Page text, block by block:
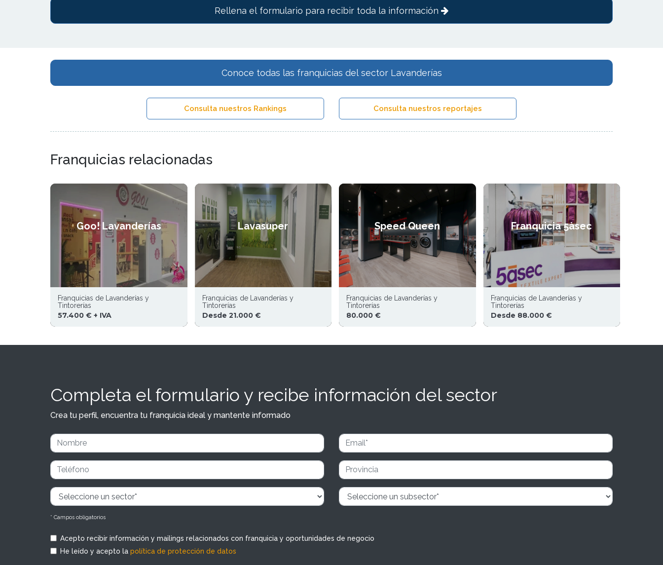
Rellena el formulario para recibir toda la información
Conoce todas las franquicias del sector Lavanderías
Consulta nuestros Rankings Consulta nuestros reportajes
Franquicias relacionadas
Goo! Lavanderías
Franquicias de Lavanderías y
Tintorerías
57.400 € + IVA
Lavasuper
Franquicias de Lavanderías y
Tintorerías
Desde 21.000 €
Speed Queen
Franquicias de Lavanderías y
Tintorerías
80.000 €
Franquicia 5àsec
Franquicias de Lavanderías y
Tintorerías
Desde 88.000 €
Completa el formulario y recibe información del sector
Crea tu perfil, encuentra tu franquicia ideal y mantente informado
* Campos obligatorios
Acepto recibir información y mailings relacionados con franquicia y oportunidades de negocio
He leído y acepto la política de protección de datos